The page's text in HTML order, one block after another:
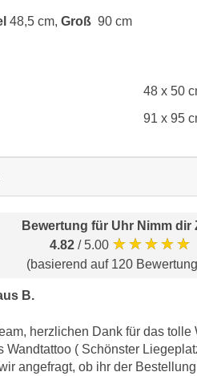
48,5 cm, Groß 90 cm
48 x 50
91 x 95
Bewertung für Uhr Nimm dir
4.82 / 5.00 ★★★★★
(basierend auf 120
B.
herzlichen Dank für das tolle
( Schönster
angefragt, ob ihr der